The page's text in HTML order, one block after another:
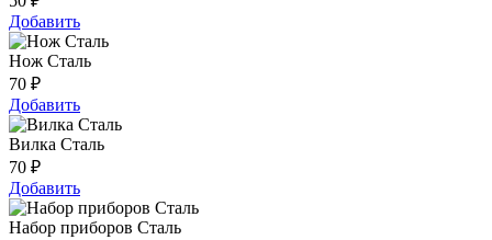
Добавить
Нож Сталь
70 ₽
Добавить
Вилка Сталь
70 ₽
Добавить
Набор приборов Сталь